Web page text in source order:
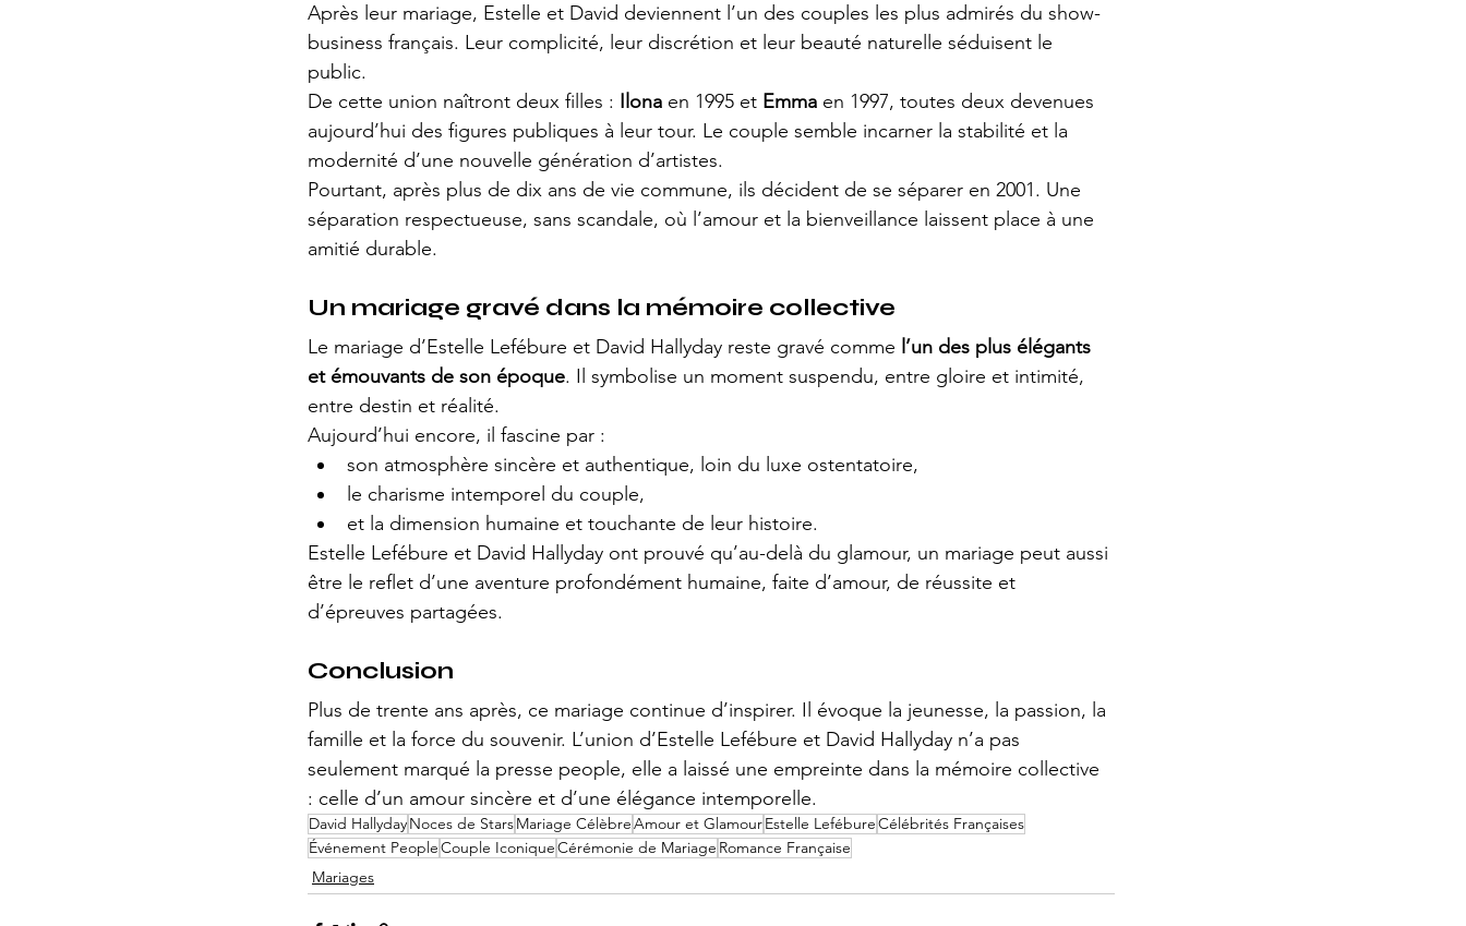
Après leur mariage, Estelle et David deviennent l’un des couples les plus admirés du show-
business français. Leur complicité, leur discrétion et leur beauté naturelle séduisent le
public.
De cette union naîtront deux filles : Ilona en 1995 et Emma en 1997, toutes deux devenues
aujourd’hui des figures publiques à leur tour. Le couple semble incarner la stabilité et la
modernité d’une nouvelle génération d’artistes.
Pourtant, après plus de dix ans de vie commune, ils décident de se séparer en 2001. Une
séparation respectueuse, sans scandale, où l’amour et la bienveillance laissent place à une
amitié durable.
Un mariage gravé dans la mémoire collective
Le mariage d’Estelle Lefébure et David Hallyday reste gravé comme l’un des plus élégants
et émouvants de son époque. Il symbolise un moment suspendu, entre gloire et intimité,
entre destin et réalité.
Aujourd’hui encore, il fascine par :
son atmosphère sincère et authentique, loin du luxe ostentatoire,
le charisme intemporel du couple,
et la dimension humaine et touchante de leur histoire.
Estelle Lefébure et David Hallyday ont prouvé qu’au-delà du glamour, un mariage peut aussi
être le reflet d’une aventure profondément humaine, faite d’amour, de réussite et
d’épreuves partagées.
Conclusion
Plus de trente ans après, ce mariage continue d’inspirer. Il évoque la jeunesse, la passion, la
famille et la force du souvenir. L’union d’Estelle Lefébure et David Hallyday n’a pas
seulement marqué la presse people, elle a laissé une empreinte dans la mémoire collective
: celle d’un amour sincère et d’une élégance intemporelle.
David HallydayNoces de StarsMariage CélèbreAmour et GlamourEstelle LefébureCélébrités Françaises
Événement PeopleCouple IconiqueCérémonie de Mariage Romance Française
Mariages